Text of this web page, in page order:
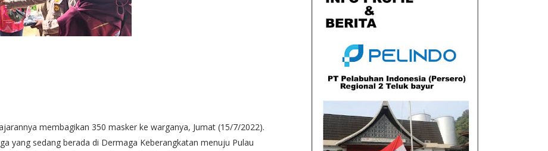
membagikan 350 masker ke warganya, Jumat (15/7/2022).
yang sedang berada di Dermaga Keberangkatan menuju Pulau